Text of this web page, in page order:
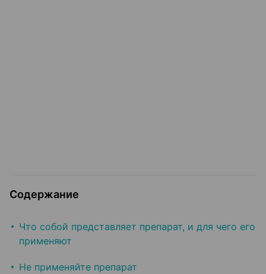
Содержание
Что собой представляет препарат, и для чего его
применяют
Не применяйте препарат